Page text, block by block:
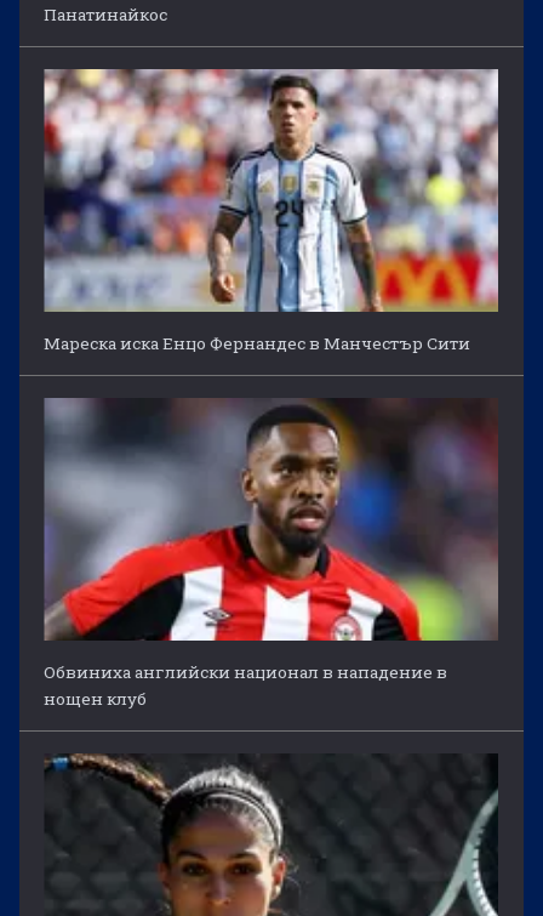
Панатинайкос
Мареска иска Енцо Фернандес в Манчестър Сити
Обвиниха английски национал в нападение в
нощен клуб